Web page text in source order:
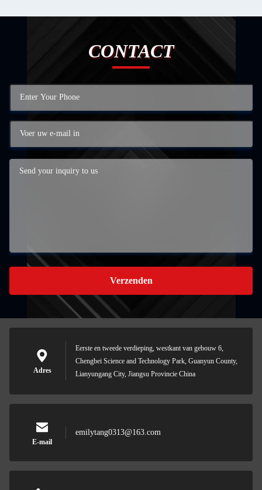
CONTACT
Verzenden
Adres
Eerste en tweede verdieping, westkant van gebouw 6,
Chengbei Science and Technology Park, Guanyun County,
Lianyungang City, Jiangsu Provincie China
E-mail
emilytang0313@163.com